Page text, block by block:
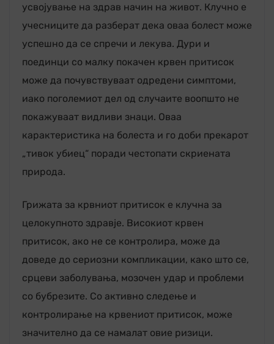
усвојување на здрав начин на живот. Клучно е
учесниците да разберат дека оваа болест може
успешно да се спречи и лекува. Дури и
поединци со малку покачен крвен притисок
може да почувствуваат одредени симптоми,
иако поголемиот дел од случаите воопшто не
покажуваат видливи знаци. Оваа
карактеристика на болеста и го доби прекарот
„тивок убиец“ поради честопати скриената
природа.
Грижата за крвниот притисок е клучна за
целокупното здравје. Високиот крвен
притисок, ако не се контролира, може да
доведе до сериозни компликации, како што се,
срцеви заболувања, мозочен удар и проблеми
со бубрезите. Со активно следење и
контролирање на крвениот притисок, може
значително да се намалат овие ризици.